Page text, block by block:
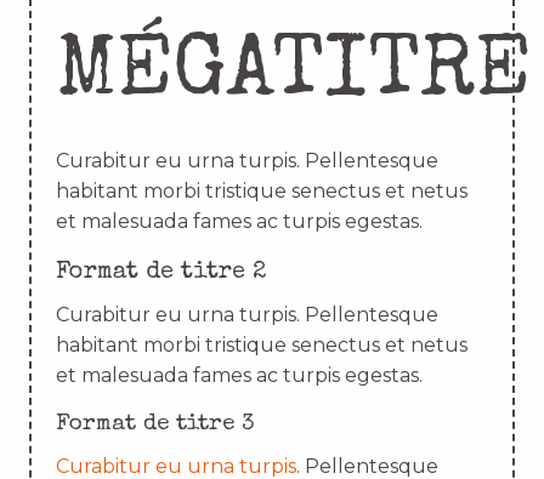
MÉGATITRE
Curabitur eu urna turpis. Pellentesque
habitant morbi tristique senectus et netus
et malesuada fames ac turpis egestas.
Format de titre 2
Curabitur eu urna turpis. Pellentesque
habitant morbi tristique senectus et netus
et malesuada fames ac turpis egestas.
Format de titre 3
Curabitur eu urna turpis. Pellentesque